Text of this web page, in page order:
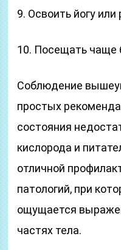
9. Освоить йогу
10. Посещать чаще
Соблюдение
простых
состояния
кислорода и
отличной
патологий, при
ощущается
частях тела.